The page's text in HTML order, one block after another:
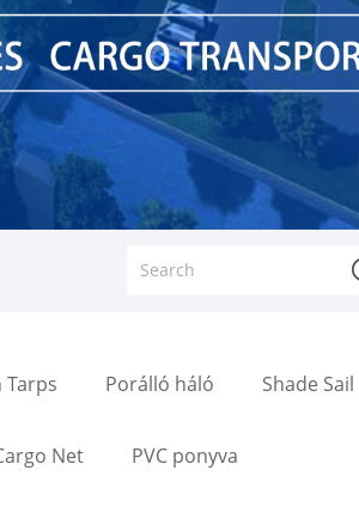
Tarps Porálló háló Shade Sail
Net PVC ponyva